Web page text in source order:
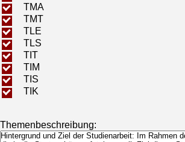
TMA
TMT
TLE
TLS
TIT
TIM
TIS
TIK
Themenbeschreibung: